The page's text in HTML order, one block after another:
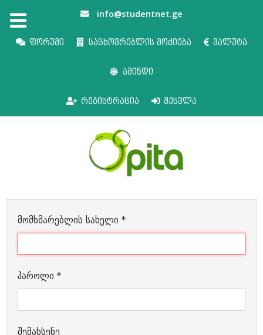
info@studentnet.ge
ფორუმი საცხოვრებლის მოძიება ვალუტა
ამინდი
რეგისტრაცია შესვლა
მომხმარებლის სახელი *
პაროლი *
შემახსენე